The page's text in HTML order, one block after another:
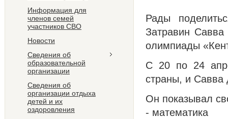
Информация для
членов семей
участников СВО
Новости
Сведения об
образовательной
организации
Сведения об
организации отдыха
детей и их
оздоровления
Рады
Затравин
олимпиады
С 20 по 24
страны, и Савва
Он показывал
- математика